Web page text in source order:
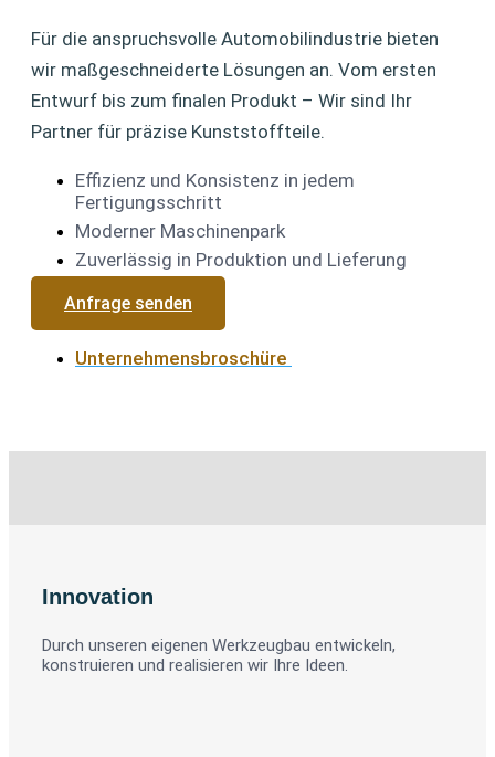
Für die anspruchsvolle Automobilindustrie bieten
wir maßgeschneiderte Lösungen an. Vom ersten
Entwurf bis zum finalen Produkt – Wir sind Ihr
Partner für präzise Kunststoffteile.
Effizienz und Konsistenz in jedem
Fertigungsschritt
Moderner Maschinenpark
Zuverlässig in Produktion und Lieferung
Anfrage senden
Unternehmensbroschüre
Innovation
Durch unseren eigenen Werkzeugbau entwickeln,
konstruieren und realisieren wir Ihre Ideen.